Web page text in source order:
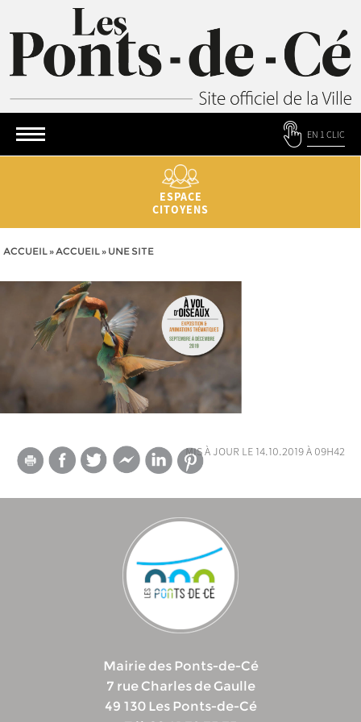
EN 1 CLIC
ESPACE
CITOYENS
ACCUEIL»ACCUEIL» UNE SITE
mis à jour le 14.10.2019 à 09h42
Mairie des Ponts-de-Cé
7 rue Charles de Gaulle
49 130 Les Ponts-de-Cé